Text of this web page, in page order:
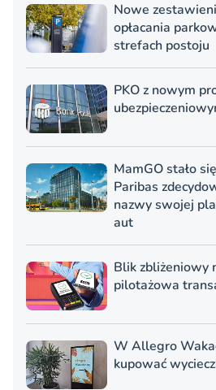
Nowe
opłacania
strefach postoju
PKO z nowym
MamGO stało
Paribas
nazwy swojej
aut
Blik zbliżeniowy
pilotażowa
W Allegro
kupować